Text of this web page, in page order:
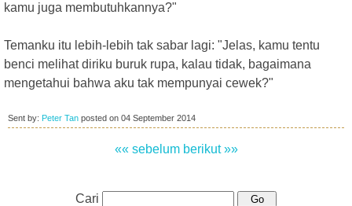
kamu juga membutuhkannya?"
Temanku itu lebih-lebih tak sabar lagi: "Jelas, kamu tentu
benci melihat diriku buruk rupa, kalau tidak, bagaimana
mengetahui bahwa aku tak mempunyai cewek?"
Sent by: Peter Tan posted on 04 September 2014
«« sebelum berikut »»
Cari